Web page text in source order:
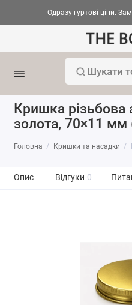
Одразу гуртові ціни.
Кришка різьбова
золота, 70×11
Головна Кришки та насадки
Опис Відгуки 0